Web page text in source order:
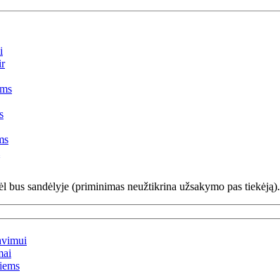
bus sandėlyje (priminimas neužtikrina užsakymo pas tiekėją).